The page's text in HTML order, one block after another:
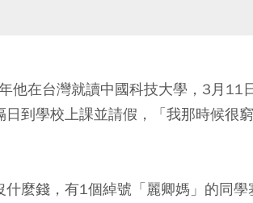
他在台灣就讀中國科技大學，3月11
日到學校上課並請假，「我那時候很
什麼錢，有1個綽號「麗卿媽」的同